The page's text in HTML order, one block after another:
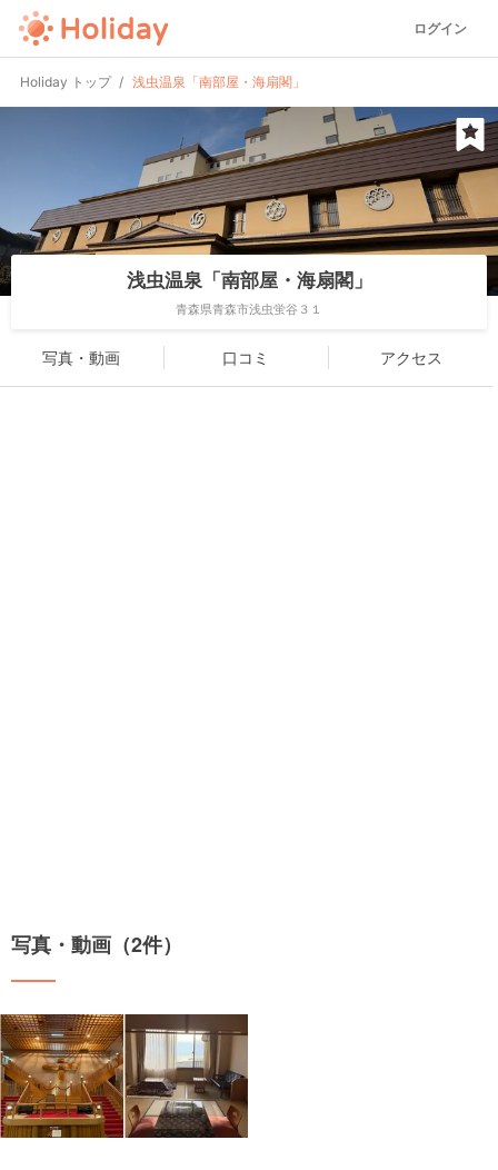
ログイン
Holiday トップ 浅虫温泉「南部屋・海扇閣」
浅虫温泉「南部屋・海扇閣」
青森県青森市浅虫蛍谷３１
写真・動画 口コミ アクセス
写真・動画（2件）